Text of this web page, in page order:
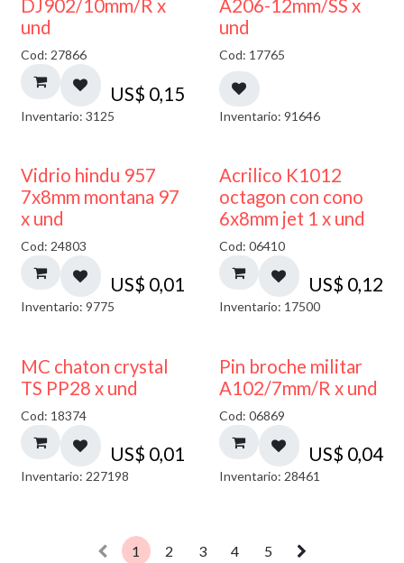
DJ902/10mm/R x
und
Cod: 27866
US$ 0,15
Inventario: 3125
A206-12mm/SS x
und
Cod: 17765
Inventario: 91646
40% DESCUENTO
Vidrio hindu 957
7x8mm montana 97
x und
Cod: 24803
US$ 0,01
Inventario: 9775
Acrilico K1012
octagon con cono
6x8mm jet 1 x und
Cod: 06410
US$ 0,12
Inventario: 17500
MC chaton crystal
TS PP28 x und
Cod: 18374
US$ 0,01
Inventario: 227198
Pin broche militar
A102/7mm/R x und
Cod: 06869
US$ 0,04
Inventario: 28461
1 2 3 4 5